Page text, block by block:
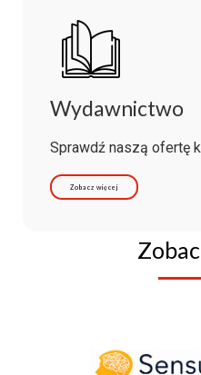
Wydawnictwo
Sprawdź naszą ofertę
Zobacz więcej